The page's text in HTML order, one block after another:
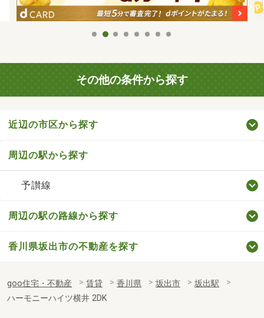
その他の条件から探す
近辺の市区から探す
周辺の駅から探す
予讃線
周辺の駅の路線から探す
香川県坂出市の不動産を探す
goo住宅・不動産 賃貸 香川県 坂出市
坂出駅
ハーモニーハイツ横井 2DK